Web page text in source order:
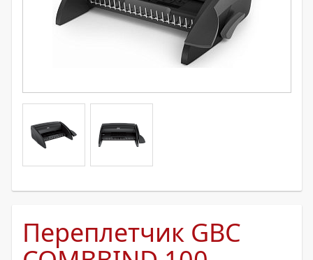
Переплетчик GBC